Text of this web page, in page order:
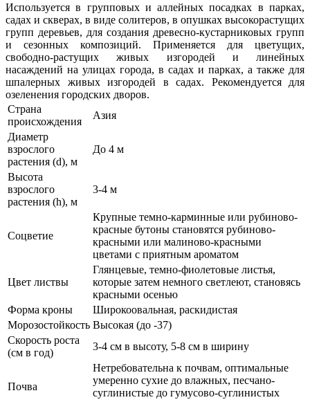
Используется в групповых и аллейных посадках в парках,
садах и скверах, в виде солитеров, в опушках высокорастущих
групп деревьев, для создания древесно-кустарниковых групп
и сезонных композиций. Применяется для цветущих,
свободно-растущих живых изгородей и линейных
насаждений на улицах города, в садах и парках, а также для
шпалерных живых изгородей в садах. Рекомендуется для
озеленения городских дворов.
Страна
происхождения
Азия
Диаметр
взрослого
растения (d), м
До 4 м
Высота
взрослого
растения (h), м
3-4 м
Соцветие
Крупные темно-карминные или рубиново-
красные бутоны становятся рубиново-
красными или малиново-красными
цветами с приятным ароматом
Цвет листвы
Глянцевые, темно-фиолетовые листья,
которые затем немного светлеют, становясь
красными осенью
Форма кроны
Широкоовальная, раскидистая
Морозостойкость Высокая (до -37)
Скорость роста
(см в год)
3-4 см в высоту, 5-8 см в ширину
Почва
Нетребовательна к почвам, оптимальные
умеренно сухие до влажных, песчано-
суглинистые до гумусово-суглинистых